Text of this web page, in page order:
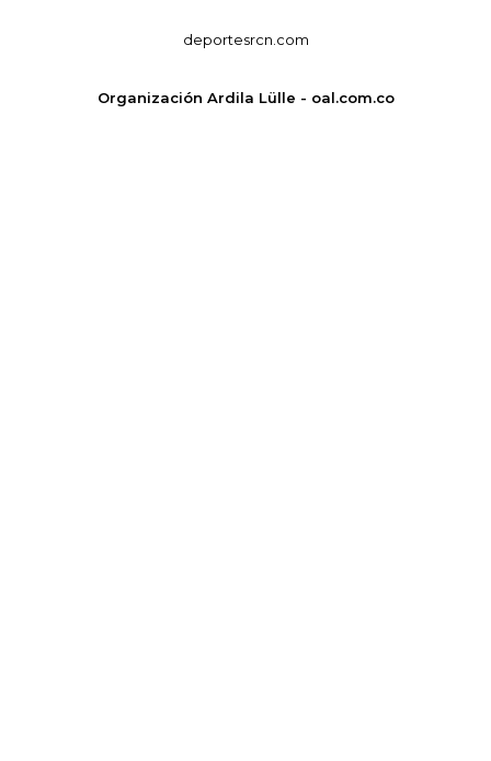
deportesrcn.com
Organización Ardila Lülle - oal.com.co